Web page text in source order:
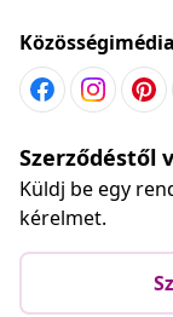
Szerződéstől
Küldj be egy
kérelmet.